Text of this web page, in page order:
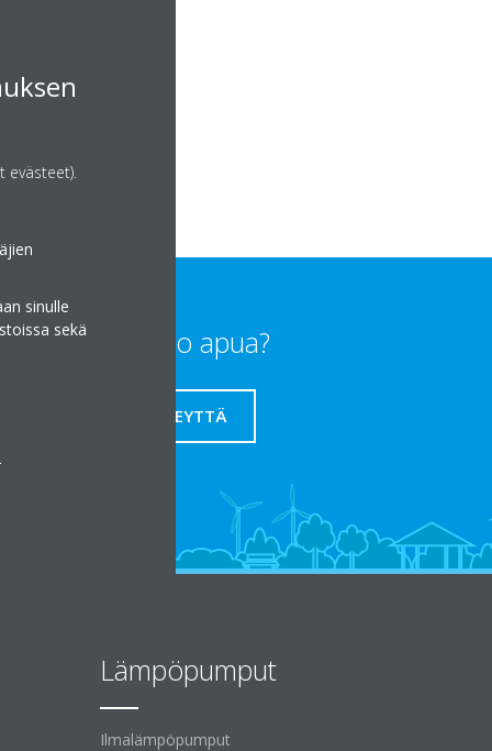
Tarvitsetko apua?
OTA YHTEYTTÄ
Lämpöpumput
Ilmalämpöpumput
sinulle
sekä